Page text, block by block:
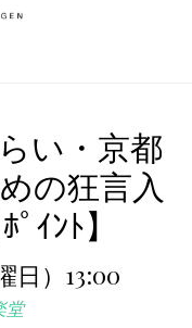
い・京都
の狂言入
ｲﾝﾄ】
日）13:00
堂